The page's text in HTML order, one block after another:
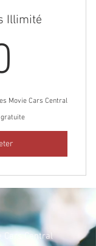
Illimité
Movie Cars Central
Cars Central